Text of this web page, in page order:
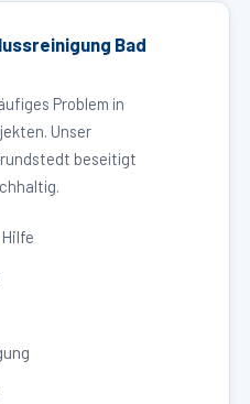
Bad
Problem in
Unser
beseitigt